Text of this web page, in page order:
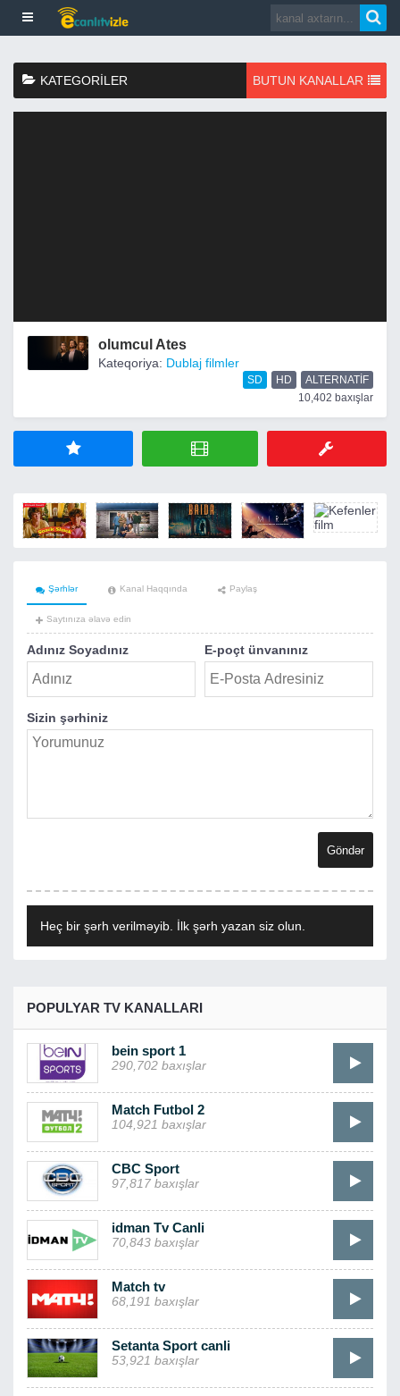
KATEGORILER BUTUN KANALLAR
olumcul Ates
Kateqoriya: Dublaj filmler
SD HD
ALTERNATIF
10,402 baxışlar
Şərhlər Kanal Haqqında Paylaş
Saytınıza əlavə edin
Adınız Soyadınız E-poçt ünvanınız
Sizin şərhiniz
Heç bir şərh verilməyib. İlk şərh yazan siz olun.
POPULYAR TV KANALLARI
bein sport 1
290,702 baxışlar
Match Futbol 2
104,921 baxışlar
CBC Sport
97,817 baxışlar
idman Tv Canli
70,843 baxışlar
Match tv
68,191 baxışlar
Setanta Sport canli
53,921 baxışlar